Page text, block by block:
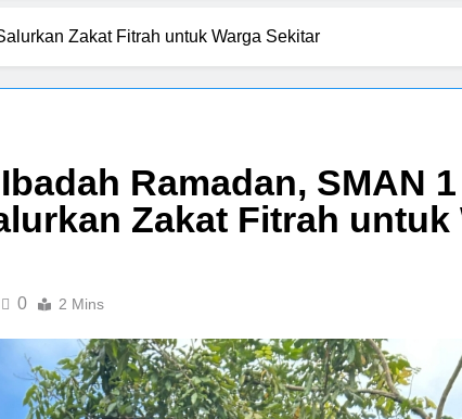
Zakat Fitrah untuk Warga Sekitar
Ramadan, SMAN 1
Zakat Fitrah untuk
0 2 Mins